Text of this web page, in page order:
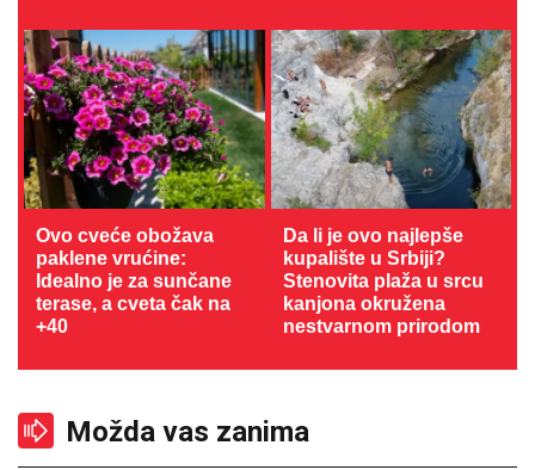
Ovo cveće obožava
paklene vrućine:
Idealno je za sunčane
terase, a cveta čak na
+40
Da li je ovo najlepše
kupalište u Srbiji?
Stenovita plaža u srcu
kanjona okružena
nestvarnom prirodom
Možda vas zanima